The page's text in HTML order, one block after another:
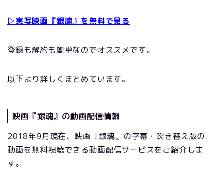
▷実写映画『銀魂』を無料で見る
登録も解約も簡単なのでオススメです。
以下より詳しくまとめています。
映画『銀魂』の動画配信情報
2018年9月現在、映画『銀魂』の字幕・吹き替え版の
動画を無料視聴できる動画配信サービスをご紹介しま
す。